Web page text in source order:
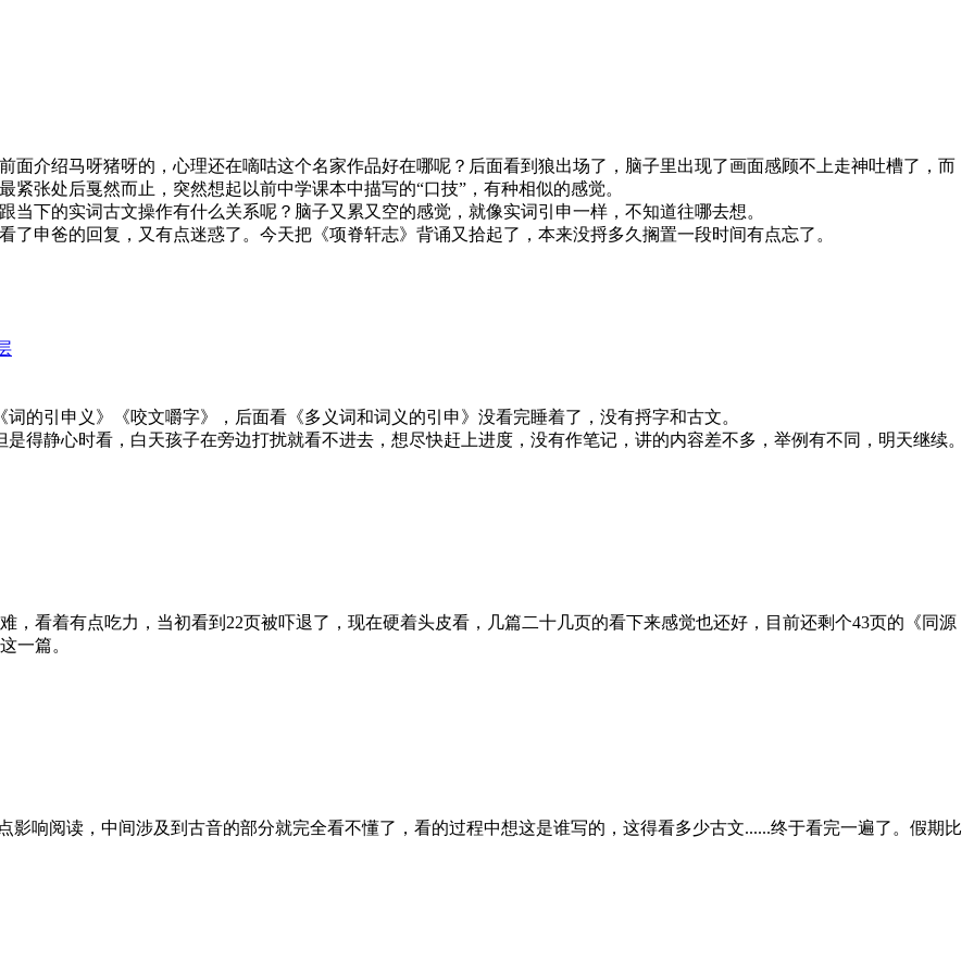
面介绍马呀猪呀的，心理还在嘀咕这个名家作品好在哪呢？后面看到狼出场了，脑子里出现了画面感顾不上走神吐槽了，而
张处后戛然而止，突然想起以前中学课本中描写的“口技”，有种相似的感觉。
下的实词古文操作有什么关系呢？脑子又累又空的感觉，就像实词引申一样，不知道往哪去想。
申爸的回复，又有点迷惑了。今天把《项脊轩志》背诵又拾起了，本来没捋多久搁置一段时间有点忘了。
的引申义》《咬文嚼字》，后面看《多义词和词义的引申》没看完睡着了，没有捋字和古文。
得静心时看，白天孩子在旁边打扰就看不进去，想尽快赶上进度，没有作笔记，讲的内容差不多，举例有不同，明天继续。
，看着有点吃力，当初看到22页被吓退了，现在硬着头皮看，几篇二十几页的看下来感觉也还好，目前还剩个43页的《同源
一篇。
影响阅读，中间涉及到古音的部分就完全看不懂了，看的过程中想这是谁写的，这得看多少古文......终于看完一遍了。假期比